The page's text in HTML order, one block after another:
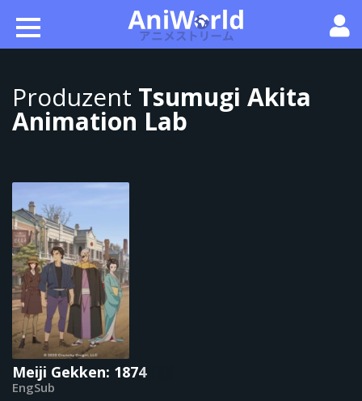
Produzent Tsumugi Akita
Animation Lab
Meiji Gekken: 1874
EngSub